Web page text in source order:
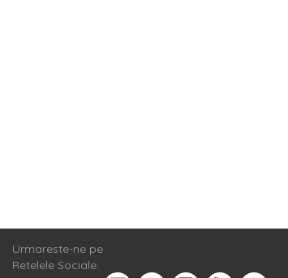
Urmareste-ne pe
Retelele Sociale: